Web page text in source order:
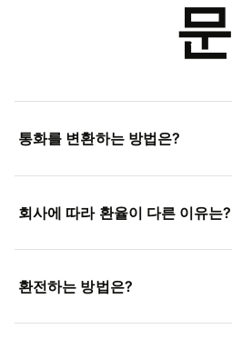
문
통화를 변환하는 방법은?
회사에 따라 환율이 다른 이유는?
환전하는 방법은?